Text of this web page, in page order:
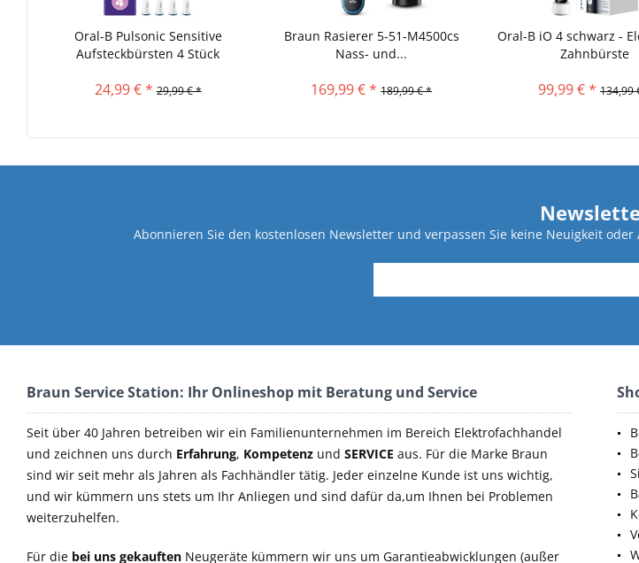
Oral-B Pulsonic Sensitive
Aufsteckbürsten 4 Stück
24,99 € * 29,99 € *
Braun Rasierer 5-51-M4500cs
Nass- und...
169,99 € * 189,99 € *
Oral-B iO 4 schwarz -
Zahnbürste
99,99 € * 134,99
Abonnieren Sie den kostenlosen Newsletter und verpassen Sie keine Neuigkeit
Braun Service Station: Ihr Onlineshop mit Beratung und Service
Seit über 40 Jahren betreiben wir ein Familienunternehmen im Bereich Elektrofachhandel
und zeichnen uns durch Erfahrung, Kompetenz und SERVICE aus. Für die Marke Braun
sind wir seit mehr als Jahren als Fachhändler tätig. Jeder einzelne Kunde ist uns wichtig,
und wir kümmern uns stets um Ihr Anliegen und sind dafür da,um Ihnen bei Problemen
weiterzuhelfen.
Für die bei uns gekauften Neugeräte kümmern wir uns um Garantieabwicklungen (außer